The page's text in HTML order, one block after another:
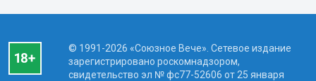
© 1991-2026 «Союзное Вече». Сетевое издание
зарегистрировано роскомнадзором,
свидетельство эл № фc77-52606 от 25 января